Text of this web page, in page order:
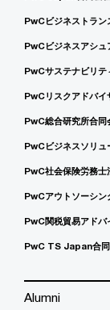
PwCビジネストラン
PwCビジネスアシュ
PwCサステナビリテ
PwCリスクアドバイ
PwC総合研究所合同
PwCビジネスソリュ
PwC社会保険労務士
PwCアウトソーシン
PwC関税貿易アドバ
PwC TS Japan合
Alumni